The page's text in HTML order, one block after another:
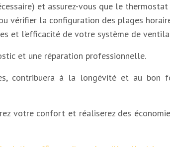
et assurez-vous que le
vérifier la configuration des plages
et l’efficacité de votre système de
et une réparation professionnelle.
contribuera à la longévité et au bon
votre confort et réaliserez des